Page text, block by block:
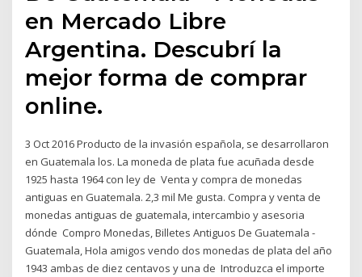
en Mercado Libre
Argentina. Descubrí la
mejor forma de comprar
online.
3 Oct 2016 Producto de la invasión española, se desarrollaron
en Guatemala los. La moneda de plata fue acuñada desde
1925 hasta 1964 con ley de Venta y compra de monedas
antiguas en Guatemala. 2,3 mil Me gusta. Compra y venta de
monedas antiguas de guatemala, intercambio y asesoria
dónde Compro Monedas, Billetes Antiguos De Guatemala -
Guatemala, Hola amigos vendo dos monedas de plata del año
1943 ambas de diez centavos y una de Introduzca el importe